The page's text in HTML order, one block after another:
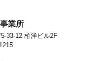
業所
33-12 柏洋ビル2F